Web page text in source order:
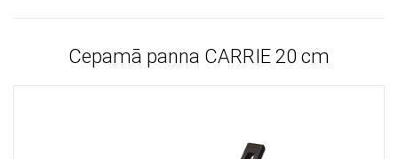
Cepamā panna CARRIE 20 cm